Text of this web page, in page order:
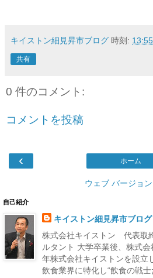
キイストン細見昇市ブログ 時刻: 13:55
共有
0 件のコメント:
コメントを投稿
‹ ホーム
ウェブ バージョ
自己紹介
キイストン細見昇市ブログ
株式会社キイストン 代表
ルタント 大学卒業後、株式
年株式会社キイストンを設立
飲食業界に特化し“飲食の戦士